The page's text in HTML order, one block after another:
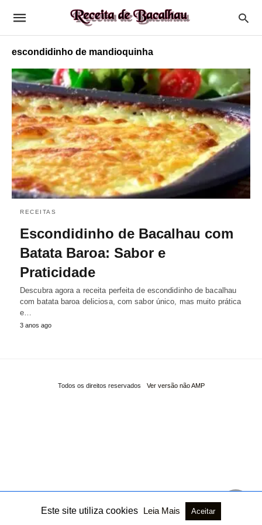
escondidinho de mandioquinha
RECEITAS
Escondidinho de Bacalhau com
Batata Baroa: Sabor e
Praticidade
Descubra agora a receita perfeita de escondidinho de bacalhau
com batata baroa deliciosa, com sabor único, mas muito prática
e…
3 anos ago
Todos os direitos reservados Ver versão não AMP
Este site utiliza cookies Leia Mais Aceitar